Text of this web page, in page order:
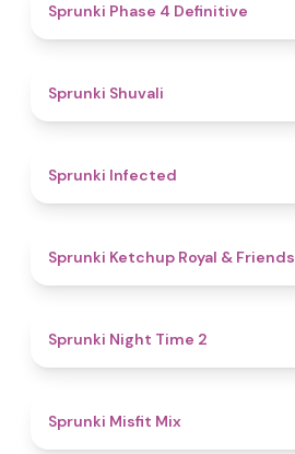
Sprunki Phase 4 Definitive
Sprunki Shuvali
Sprunki Infected
Sprunki Ketchup Royal & Friends
Sprunki Night Time 2
Sprunki Misfit Mix